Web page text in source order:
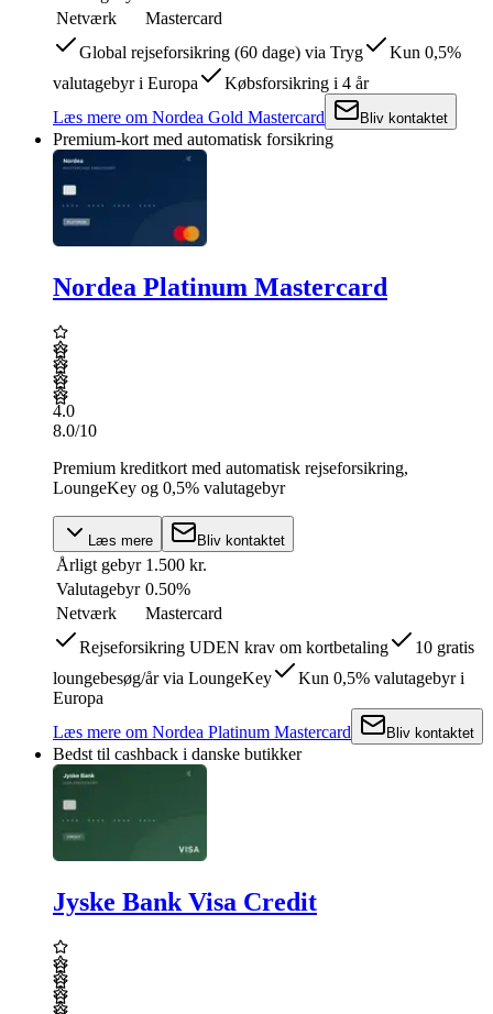
Netværk
Mastercard
Global rejseforsikring (60 dage) via Tryg
Kun 0,5%
valutagebyr i Europa
Købsforsikring i 4 år
Læs mere om Nordea Gold Mastercard Bliv kontaktet
Premium-kort med automatisk forsikring
Nordea Platinum Mastercard
4.0
8.0/10
Premium kreditkort med automatisk rejseforsikring,
LoungeKey og 0,5% valutagebyr
Læs mere Bliv kontaktet
Årligt gebyr 1.500 kr.
Valutagebyr 0.50%
Netværk
Mastercard
Rejseforsikring UDEN krav om kortbetaling
10 gratis
loungebesøg/år via LoungeKey
Kun 0,5% valutagebyr i
Europa
Læs mere om Nordea Platinum Mastercard Bliv kontaktet
Bedst til cashback i danske butikker
Jyske Bank Visa Credit